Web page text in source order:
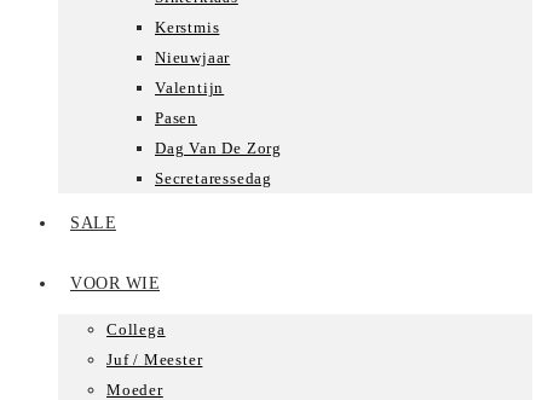
Kerstmis
Nieuwjaar
Valentijn
Pasen
Dag Van De Zorg
Secretaressedag
SALE
VOOR WIE
Collega
Juf / Meester
Moeder